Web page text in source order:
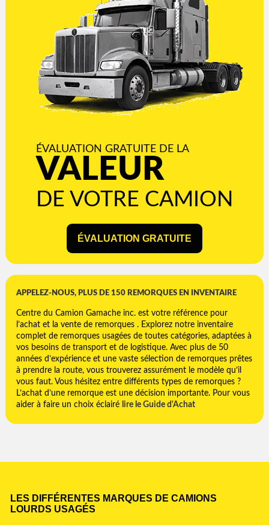
ÉVALUATION GRATUITE DE LA
VALEUR
DE VOTRE CAMION
ÉVALUATION GRATUITE
APPELEZ-NOUS, PLUS DE 150 REMORQUES EN INVENTAIRE
Centre du Camion Gamache inc. est votre référence pour
l’achat et la vente de remorques . Explorez notre inventaire
complet de remorques usagées de toutes catégories, adaptées à
vos besoins de transport et de logistique. Avec plus de 50
années d’expérience et une vaste sélection de remorques prêtes
à prendre la route, vous trouverez assurément le modèle qu’il
vous faut. Vous hésitez entre différents types de remorques ?
L’achat d’une remorque est une décision importante. Pour vous
aider à faire un choix éclairé lire le Guide d'Achat
LES DIFFÉRENTES MARQUES DE CAMIONS
LOURDS USAGÉS